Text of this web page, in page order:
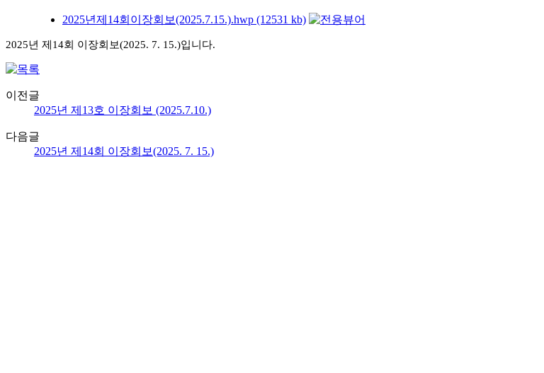
2025년제14회이장회보(2025.7.15.).hwp (12531 kb)
2025년 제14회 이장회보(2025. 7. 15.)입니다.
이전글
2025년 제13호 이장회보 (2025.7.10.)
다음글
2025년 제14회 이장회보(2025. 7. 15.)